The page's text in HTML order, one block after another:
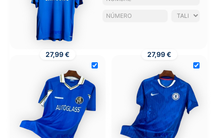
27,99 € 27,99 €